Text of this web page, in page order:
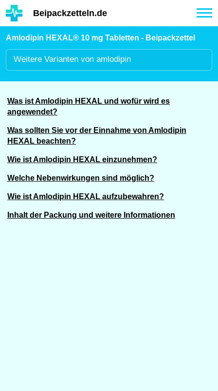
Hauptinhalt
Beipackzetteln.de
Amlodipin HEXAL® 10 mg Tabletten - Beipackzettel
Weitere Varianten von amlodipin
Was ist Amlodipin HEXAL und wofür wird es
angewendet?
Was sollten Sie vor der Einnahme von Amlodipin
HEXAL beachten?
Wie ist Amlodipin HEXAL einzunehmen?
Welche Nebenwirkungen sind möglich?
Wie ist Amlodipin HEXAL aufzubewahren?
Inhalt der Packung und weitere Informationen